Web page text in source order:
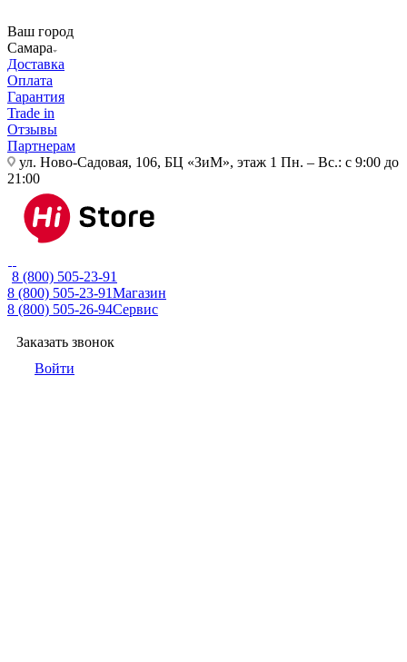
Ваш город
Самара
Доставка
Оплата
Гарантия
Trade in
Отзывы
Партнерам
ул. Ново-Садовая, 106, БЦ «ЗиМ», этаж 1 Пн. – Вс.: с 9:00 до
21:00
8 (800) 505-23-91
8 (800) 505-23-91Магазин
8 (800) 505-26-94Сервис
Заказать звонок
Войти